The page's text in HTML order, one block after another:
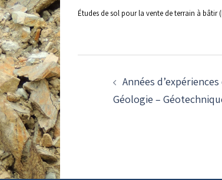
Études de sol pour la vente de terrain à bâtir
D’ARTICLE
Années d’expériences
Géologie –